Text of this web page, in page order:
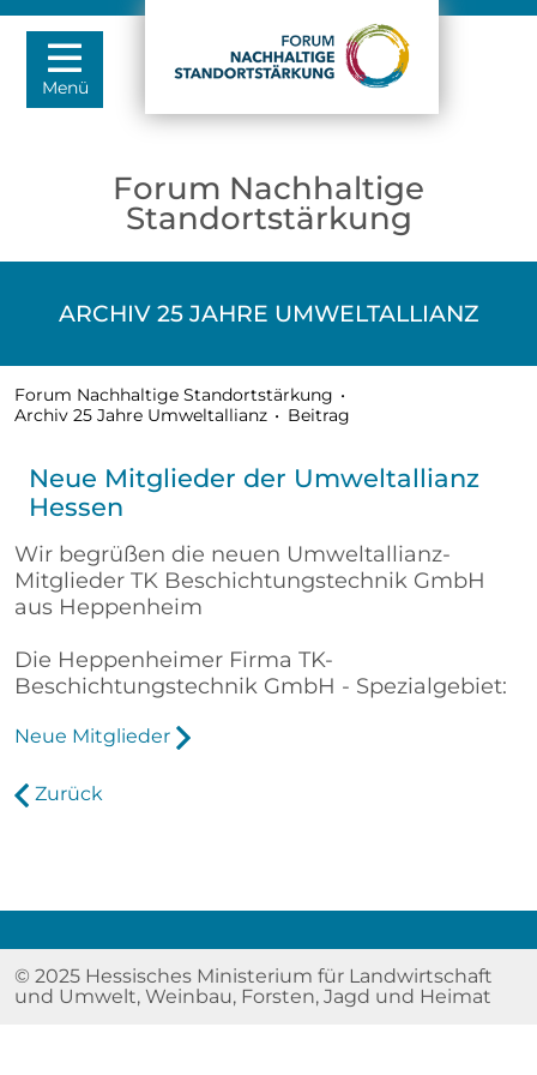
Menü
Forum Nachhaltige
Standortstärkung
ARCHIV 25 JAHRE UMWELTALLIANZ
Forum Nachhaltige Standortstärkung •
Archiv 25 Jahre Umweltallianz • Beitrag
Neue Mitglieder der Umweltallianz
Hessen
Wir begrüßen die neuen Umweltallianz-
Mitglieder TK Beschichtungstechnik GmbH
aus Heppenheim
Die Heppenheimer Firma TK-
Beschichtungstechnik GmbH - Spezialgebiet:
Neue Mitglieder
Zurück
© 2025 Hessisches Ministerium für Landwirtschaft
und Umwelt, Weinbau, Forsten, Jagd und Heimat